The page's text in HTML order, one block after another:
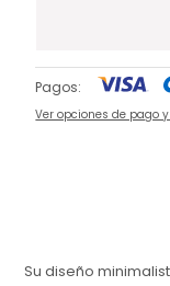
Pagos:
Ver opciones de pago
Su diseño